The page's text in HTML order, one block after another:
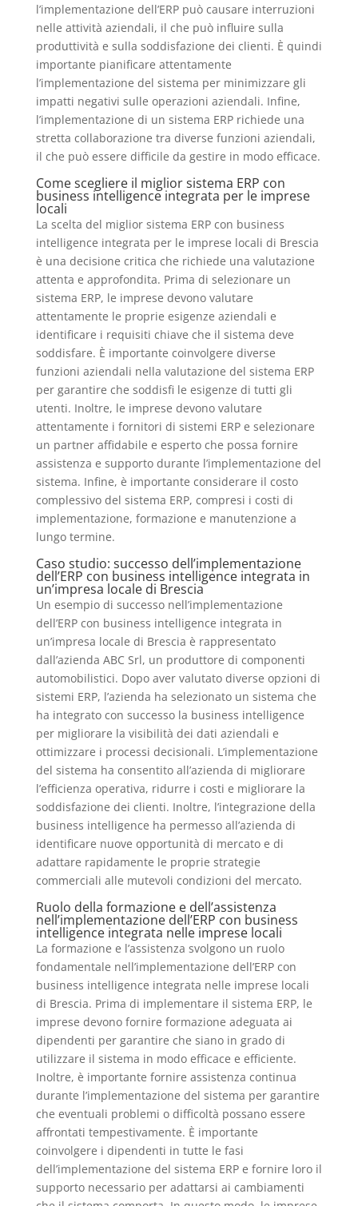
l’implementazione dell’ERP può causare interruzioni
nelle attività aziendali, il che può influire sulla
produttività e sulla soddisfazione dei clienti. È quindi
importante pianificare attentamente
l’implementazione del sistema per minimizzare gli
impatti negativi sulle operazioni aziendali. Infine,
l’implementazione di un sistema ERP richiede una
stretta collaborazione tra diverse funzioni aziendali,
il che può essere difficile da gestire in modo efficace.
Come scegliere il miglior sistema ERP con
business intelligence integrata per le imprese
locali
La scelta del miglior sistema ERP con business
intelligence integrata per le imprese locali di Brescia
è una decisione critica che richiede una valutazione
attenta e approfondita. Prima di selezionare un
sistema ERP, le imprese devono valutare
attentamente le proprie esigenze aziendali e
identificare i requisiti chiave che il sistema deve
soddisfare. È importante coinvolgere diverse
funzioni aziendali nella valutazione del sistema ERP
per garantire che soddisfi le esigenze di tutti gli
utenti. Inoltre, le imprese devono valutare
attentamente i fornitori di sistemi ERP e selezionare
un partner affidabile e esperto che possa fornire
assistenza e supporto durante l’implementazione del
sistema. Infine, è importante considerare il costo
complessivo del sistema ERP, compresi i costi di
implementazione, formazione e manutenzione a
lungo termine.
Caso studio: successo dell’implementazione
dell’ERP con business intelligence integrata in
un’impresa locale di Brescia
Un esempio di successo nell’implementazione
dell’ERP con business intelligence integrata in
un’impresa locale di Brescia è rappresentato
dall’azienda ABC Srl, un produttore di componenti
automobilistici. Dopo aver valutato diverse opzioni di
sistemi ERP, l’azienda ha selezionato un sistema che
ha integrato con successo la business intelligence
per migliorare la visibilità dei dati aziendali e
ottimizzare i processi decisionali. L’implementazione
del sistema ha consentito all’azienda di migliorare
l’efficienza operativa, ridurre i costi e migliorare la
soddisfazione dei clienti. Inoltre, l’integrazione della
business intelligence ha permesso all’azienda di
identificare nuove opportunità di mercato e di
adattare rapidamente le proprie strategie
commerciali alle mutevoli condizioni del mercato.
Ruolo della formazione e dell’assistenza
nell’implementazione dell’ERP con business
intelligence integrata nelle imprese locali
La formazione e l’assistenza svolgono un ruolo
fondamentale nell’implementazione dell’ERP con
business intelligence integrata nelle imprese locali
di Brescia. Prima di implementare il sistema ERP, le
imprese devono fornire formazione adeguata ai
dipendenti per garantire che siano in grado di
utilizzare il sistema in modo efficace e efficiente.
Inoltre, è importante fornire assistenza continua
durante l’implementazione del sistema per garantire
che eventuali problemi o difficoltà possano essere
affrontati tempestivamente. È importante
coinvolgere i dipendenti in tutte le fasi
dell’implementazione del sistema ERP e fornire loro il
supporto necessario per adattarsi ai cambiamenti